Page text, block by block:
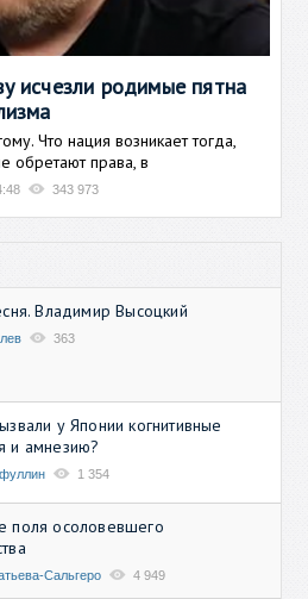
исчезли родимые пятна
Что нация возникает тогда,
обретают права, в
343 973
Владимир Высоцкий
363
у Японии когнитивные
и амнезию?
1 354
поля осоловевшего
Сальгеро 4 949